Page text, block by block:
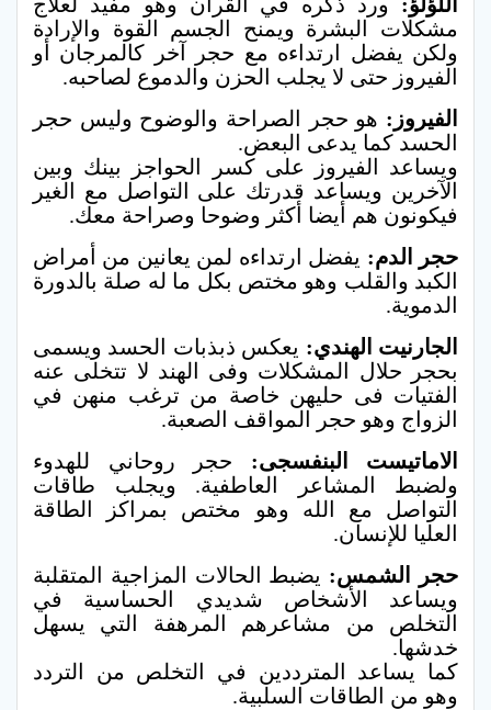
مشكلات البشرة ويمنح الجسم القوة والإرادة
ولكن يفضل ارتداءه مع حجر آخر كالمرجان أو
الفيروز حتى لا يجلب الحزن والدموع لصاحبه.
الفيروز: هو حجر الصراحة والوضوح وليس حجر
الحسد كما يدعى البعض.
ويساعد الفيروز على كسر الحواجز بينك وبين
الآخرين ويساعد قدرتك على التواصل مع الغير
فيكونون هم أيضا أكثر وضوحا وصراحة معك.
حجر الدم: يفضل ارتداءه لمن يعانين من أمراض
الكبد والقلب وهو مختص بكل ما له صلة بالدورة
الدموية.
الجارنيت الهندي: يعكس ذبذبات الحسد ويسمى
بحجر حلال المشكلات وفى الهند لا تتخلى عنه
الفتيات فى حليهن خاصة من ترغب منهن في
الزواج وهو حجر المواقف الصعبة.
الاماتيست البنفسجى: حجر روحاني للهدوء
ولضبط المشاعر العاطفية. ويجلب طاقات
التواصل مع الله وهو مختص بمراكز الطاقة
العليا للإنسان.
حجر الشمس: يضبط الحالات المزاجية المتقلبة
ويساعد الأشخاص شديدي الحساسية في
التخلص من مشاعرهم المرهفة التي يسهل
خدشها.
كما يساعد المترددين في التخلص من التردد
وهو من الطاقات السلبية.